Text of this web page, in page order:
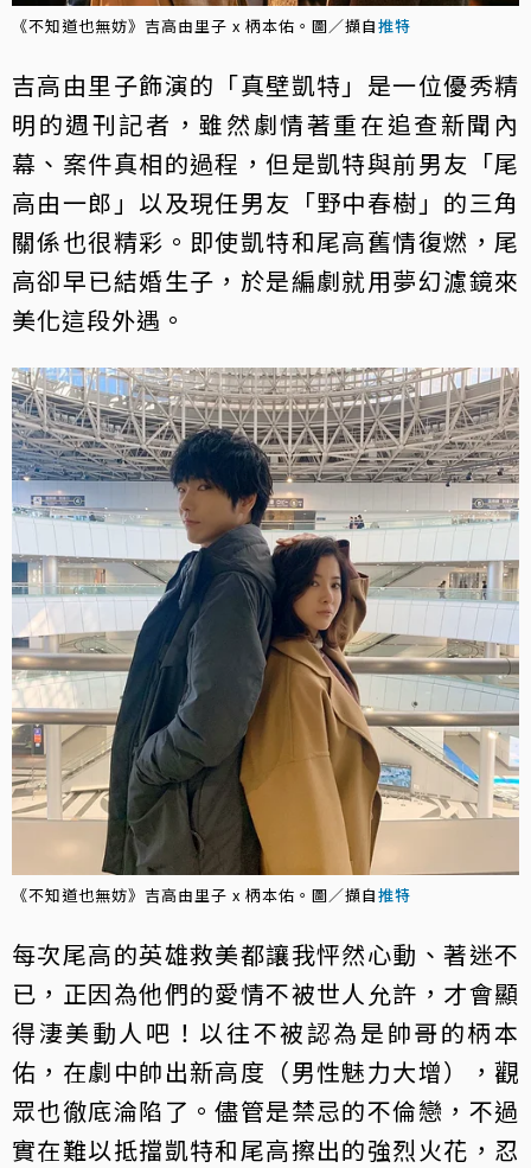
《不知道也無妨》吉高由里子 x 柄本佑。圖／擷自推特
吉高由里子飾演的「真壁凱特」是一位優秀精
明的週刊記者，雖然劇情著重在追查新聞內
幕、案件真相的過程，但是凱特與前男友「尾
高由一郎」以及現任男友「野中春樹」的三角
關係也很精彩。即使凱特和尾高舊情復燃，尾
高卻早已結婚生子，於是編劇就用夢幻濾鏡來
美化這段外遇。
《不知道也無妨》吉高由里子 x 柄本佑。圖／擷自推特
每次尾高的英雄救美都讓我怦然心動、著迷不
已，正因為他們的愛情不被世人允許，才會顯
得淒美動人吧！以往不被認為是帥哥的柄本
佑，在劇中帥出新高度（男性魅力大增），觀
眾也徹底淪陷了。儘管是禁忌的不倫戀，不過
實在難以抵擋凱特和尾高擦出的強烈火花，忍